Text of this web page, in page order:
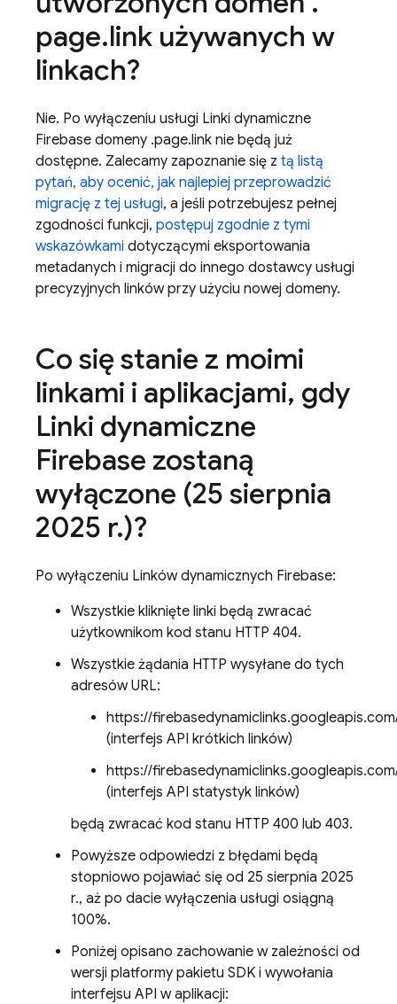
page.link używanych w
linkach?
Nie. Po wyłączeniu usługi Linki dynamiczne
Firebase domeny .page.link nie będą już
dostępne. Zalecamy zapoznanie się z tą listą
pytań, aby ocenić, jak najlepiej przeprowadzić
migrację z tej usługi, a jeśli potrzebujesz pełnej
zgodności funkcji, postępuj zgodnie z tymi
wskazówkami dotyczącymi eksportowania
metadanych i migracji do innego dostawcy usługi
precyzyjnych linków przy użyciu nowej domeny.
Co się stanie z moimi
linkami i aplikacjami, gdy
Linki dynamiczne
Firebase zostaną
wyłączone (25 sierpnia
2025 r.)?
Po wyłączeniu Linków dynamicznych Firebase:
Wszystkie kliknięte linki będą zwracać
użytkownikom kod stanu HTTP 404.
Wszystkie żądania HTTP wysyłane do tych
adresów URL:
https://
(interfejs API krótkich linków)
https://
(interfejs API statystyk linków)
będą zwracać kod stanu HTTP 400 lub 403.
Powyższe odpowiedzi z błędami będą
stopniowo pojawiać się od 25 sierpnia 2025
r., aż po dacie wyłączenia usługi osiągną
100%.
Poniżej opisano zachowanie w zależności od
wersji platformy pakietu SDK i wywołania
interfejsu API w aplikacji: